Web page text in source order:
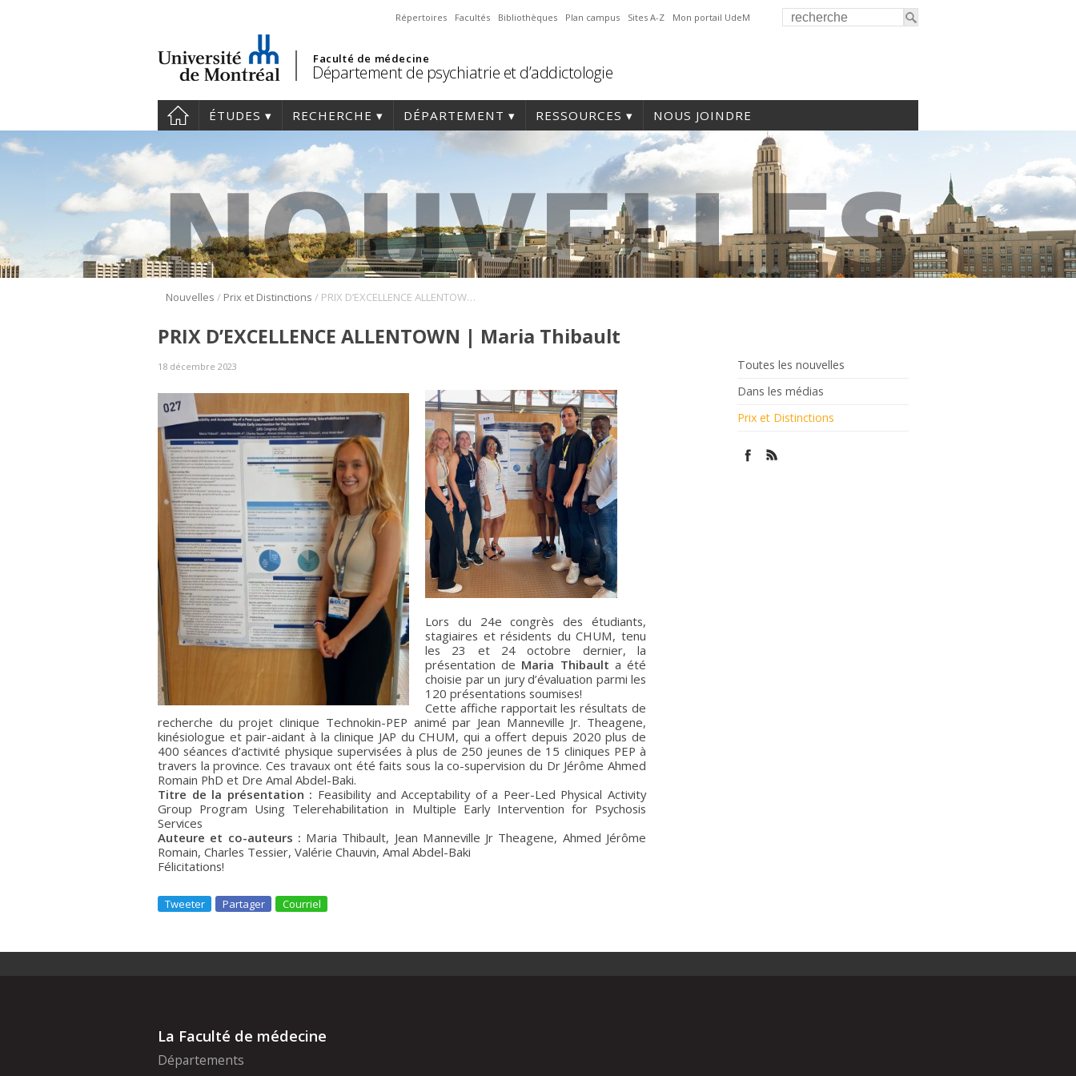
Répertoires Facultés Bibliothèques Plan campus Sites A-Z Mon portail UdeM
Faculté de médecine
Département de psychiatrie et d’addictologie
ÉTUDES RECHERCHE DÉPARTEMENT RESSOURCES NOUS JOINDRE
Nouvelles / Prix et Distinctions / PRIX D’EXCELLENCE ALLENTOWN | Maria Thibault
Toutes les nouvelles
Dans les médias
Prix et Distinctions
PRIX D’EXCELLENCE ALLENTOWN | Maria Thibault
18 décembre 2023
Lors du 24e congrès des étudiants,
stagiaires et résidents du CHUM, tenu
les 23 et 24 octobre dernier, la
présentation de Maria Thibault a été
choisie par un jury d’évaluation parmi les
120 présentations soumises!
Cette affiche rapportait les résultats de
recherche du projet clinique Technokin-PEP animé par Jean Manneville Jr. Theagene,
kinésiologue et pair-aidant à la clinique JAP du CHUM, qui a offert depuis 2020 plus de
400 séances d’activité physique supervisées à plus de 250 jeunes de 15 cliniques PEP à
travers la province. Ces travaux ont été faits sous la co-supervision du Dr Jérôme Ahmed
Romain PhD et Dre Amal Abdel-Baki.
Titre de la présentation : Feasibility and Acceptability of a Peer-Led Physical Activity
Group Program Using Telerehabilitation in Multiple Early Intervention for Psychosis
Services
Auteure et co-auteurs : Maria Thibault, Jean Manneville Jr Theagene, Ahmed Jérôme
Romain, Charles Tessier, Valérie Chauvin, Amal Abdel-Baki
Félicitations!
Tweeter Partager Courriel
La Faculté de médecine
Départements